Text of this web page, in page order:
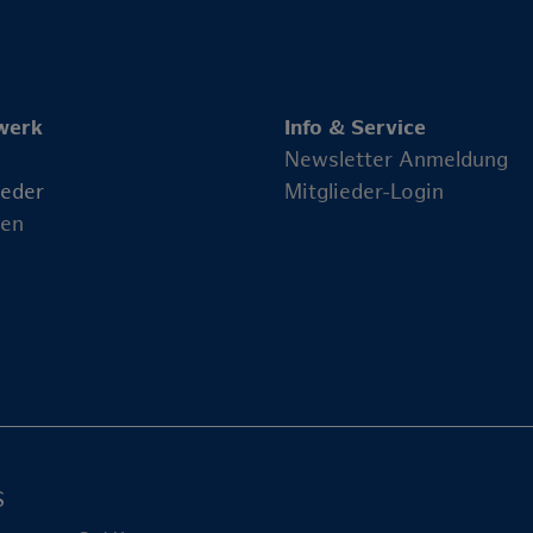
Info & Service
Newsletter Anmeldung
Mitglieder-Login